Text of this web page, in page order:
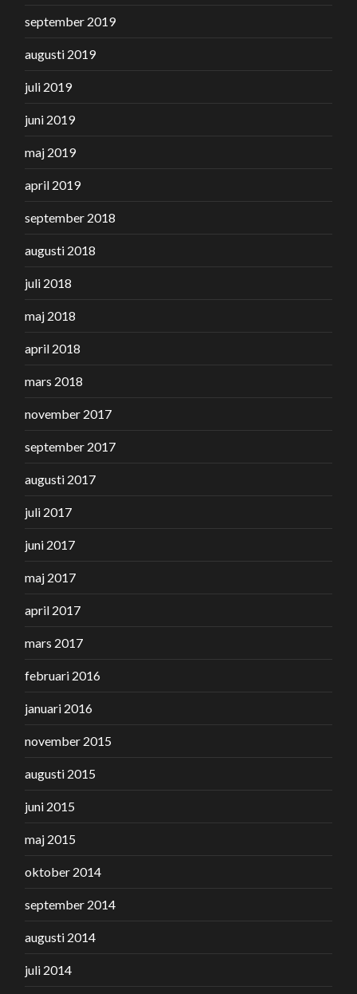
september 2019
augusti 2019
juli 2019
juni 2019
maj 2019
april 2019
september 2018
augusti 2018
juli 2018
maj 2018
april 2018
mars 2018
november 2017
september 2017
augusti 2017
juli 2017
juni 2017
maj 2017
april 2017
mars 2017
februari 2016
januari 2016
november 2015
augusti 2015
juni 2015
maj 2015
oktober 2014
september 2014
augusti 2014
juli 2014